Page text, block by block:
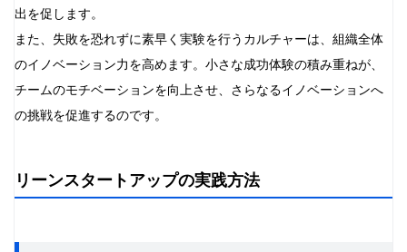
出を促します。
また、失敗を恐れずに素早く実験を行うカルチャーは、組織全体
のイノベーション力を高めます。小さな成功体験の積み重ねが、
チームのモチベーションを向上させ、さらなるイノベーションへ
の挑戦を促進するのです。
リーンスタートアップの実践方法